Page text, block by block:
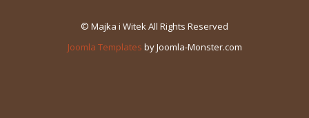
© Majka i Witek All Rights Reserved
Joomla Templates by Joomla-Monster.com